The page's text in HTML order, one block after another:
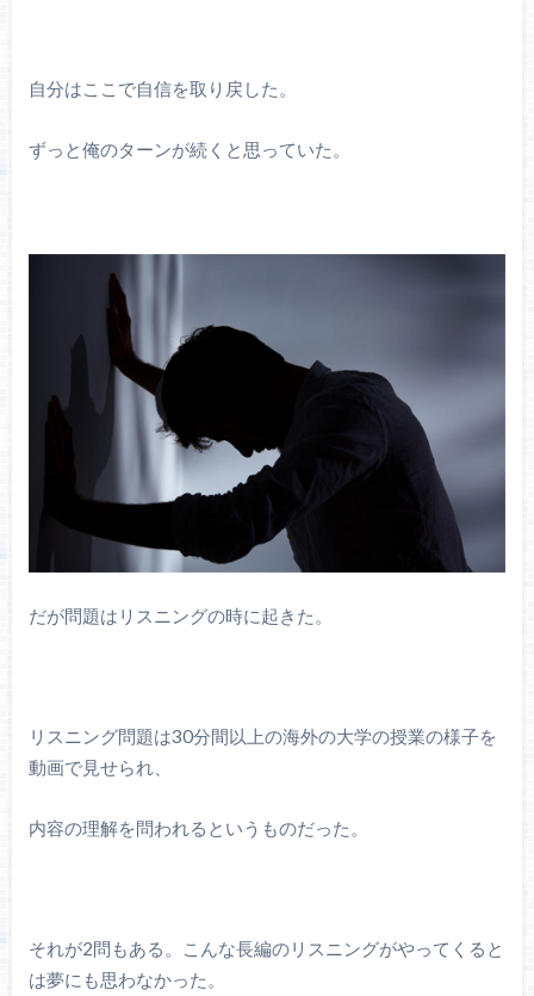
自分はここで自信を取り戻した。
ずっと俺のターンが続くと思っていた。
だが問題はリスニングの時に起きた。
リスニング問題は30分間以上の海外の大学の授業の様子を
動画で見せられ、
内容の理解を問われるというものだった。
それが2問もある。こんな長編のリスニングがやってくると
は夢にも思わなかった。